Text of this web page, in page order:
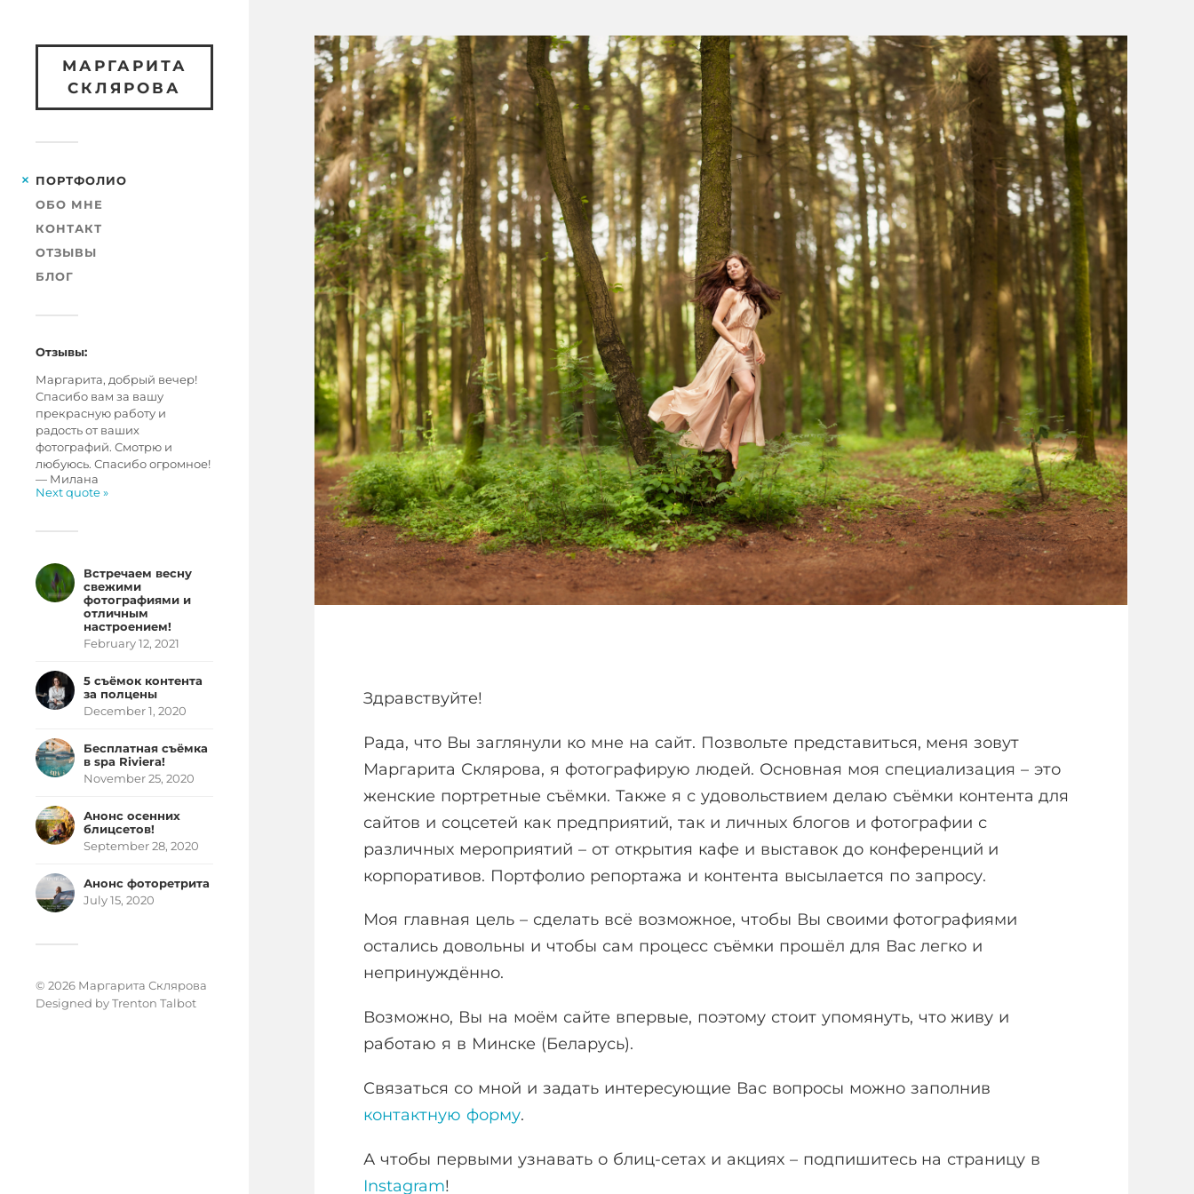
МАРГАРИТА
СКЛЯРОВА
ПОРТФОЛИО
ОБО МНЕ
КОНТАКТ
ОТЗЫВЫ
БЛОГ
Отзывы:
Маргарита, добрый вечер!
Спасибо вам за вашу
прекрасную работу и
радость от ваших
фотографий. Смотрю и
любуюсь. Спасибо огромное!
— Милана
Next quote »
Встречаем весну
свежими
фотографиями и
отличным
настроением!
February 12, 2021
5 съёмок контента
за полцены
December 1, 2020
Бесплатная съёмка
в spa Riviera!
November 25, 2020
Анонс осенних
блицсетов!
September 28, 2020
Анонс фоторетрита
July 15, 2020
© 2026 Маргарита Склярова
Designed byTrenton Talbot
Здравствуйте!
Рада, что Вы заглянули ко мне на сайт. Позвольте представиться, меня зовут
Маргарита Склярова, я фотографирую людей. Основная моя специализация – это
женские портретные съёмки. Также я с удовольствием делаю съёмки контента для
сайтов и соцсетей как предприятий, так и личных блогов и фотографии с
различных мероприятий – от открытия кафе и выставок до конференций и
корпоративов. Портфолио репортажа и контента высылается по запросу.
Моя главная цель – сделать всё возможное, чтобы Вы своими фотографиями
остались довольны и чтобы сам процесс съёмки прошёл для Вас легко и
непринуждённо.
Возможно, Вы на моём сайте впервые, поэтому стоит упомянуть, что живу и
работаю я в Минске (Беларусь).
Связаться со мной и задать интересующие Вас вопросы можно заполнив
контактную форму.
А чтобы первыми узнавать о блиц-сетах и акциях – подпишитесь на страницу в
Instagram!